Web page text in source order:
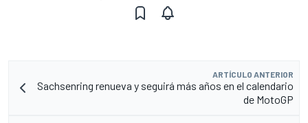
ARTÍCULO ANTERIOR
Sachsenring renueva y seguirá más años en el calendario
de MotoGP